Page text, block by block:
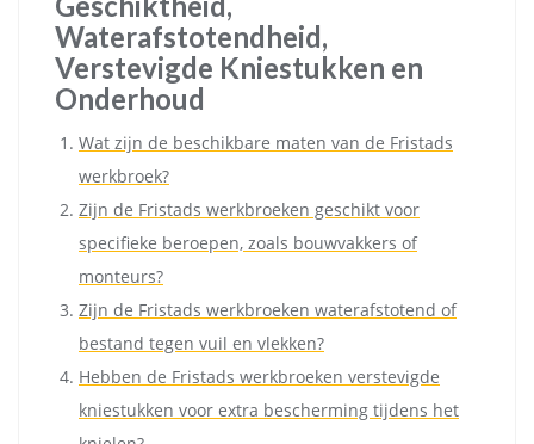
Waterafstotendheid,
Verstevigde Kniestukken en
Onderhoud
Wat zijn de beschikbare maten van de Fristads
werkbroek?
Zijn de Fristads werkbroeken geschikt voor
specifieke beroepen, zoals bouwvakkers of
monteurs?
Zijn de Fristads werkbroeken waterafstotend of
bestand tegen vuil en vlekken?
Hebben de Fristads werkbroeken verstevigde
kniestukken voor extra bescherming tijdens het